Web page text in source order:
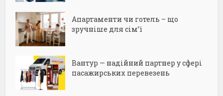
Апартаменти чи готель – що
зручніше для сім’ї
Вантур — надійний партнер у сфері
пасажирських перевезень